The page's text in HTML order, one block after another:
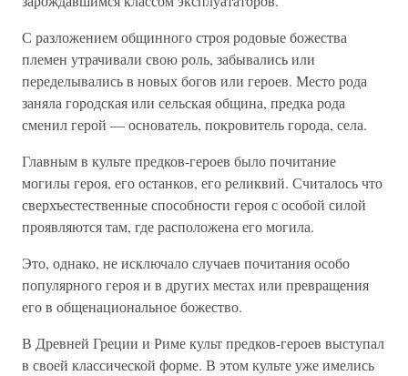
С разложением общинного строя родовые божества
племен утрачивали свою роль, забывались или
переделывались в новых богов или героев. Место рода
заняла городская или сельская община, предка рода
сменил герой — основатель, покровитель города, села.
Главным в культе предков-героев было почитание
могилы героя, его останков, его реликвий. Считалось что
сверхъестественные способности героя с особой силой
проявляются там, где расположена его могила.
Это, однако, не исключало случаев почитания особо
популярного героя и в других местах или превращения
его в общенациональное божество.
В Древней Греции и Риме культ предков-героев выступал
в своей классической форме. В этом культе уже имелись